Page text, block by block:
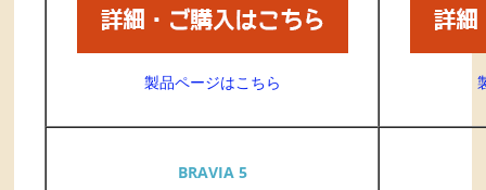
製品ページはこちら
BRAVIA 5